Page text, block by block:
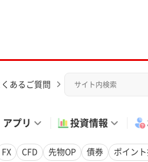
くあるご質問
アプリ 投資情報
FX CFD 先物OP 債券 ポイン